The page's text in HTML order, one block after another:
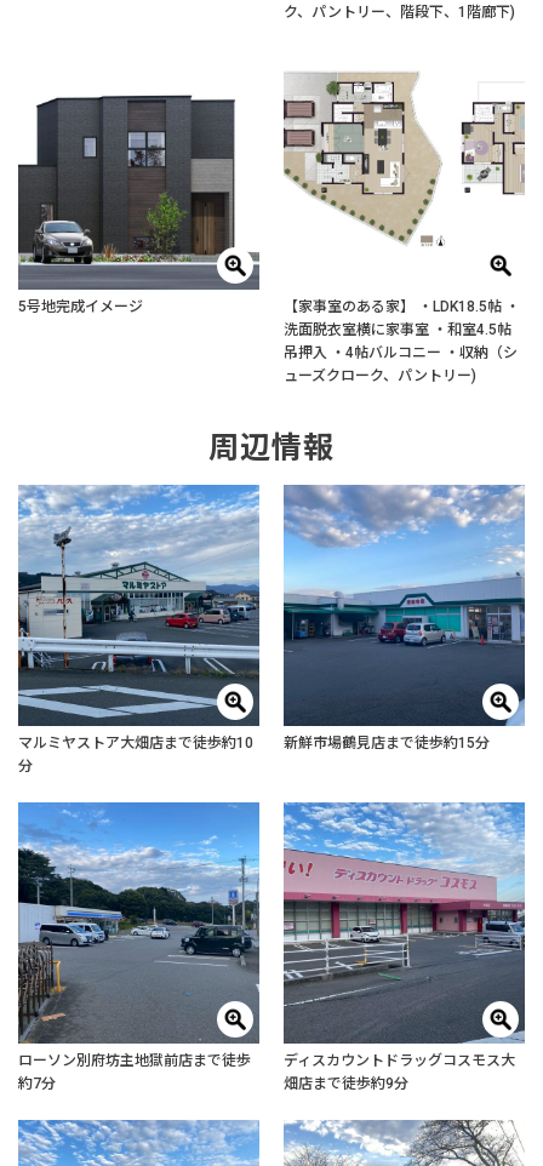
ク、パントリー、階段下、1階廊下)
5号地完成イメージ
【家事室のある家】 ・LDK18.5帖 ・
洗面脱衣室横に家事室 ・和室4.5帖
吊押入 ・4帖バルコニー ・収納（シ
ューズクローク、パントリー)
周辺情報
マルミヤストア大畑店まで徒歩約10
分
新鮮市場鶴見店まで徒歩約15分
ローソン別府坊主地獄前店まで徒歩
約7分
ディスカウントドラッグコスモス大
畑店まで徒歩約9分